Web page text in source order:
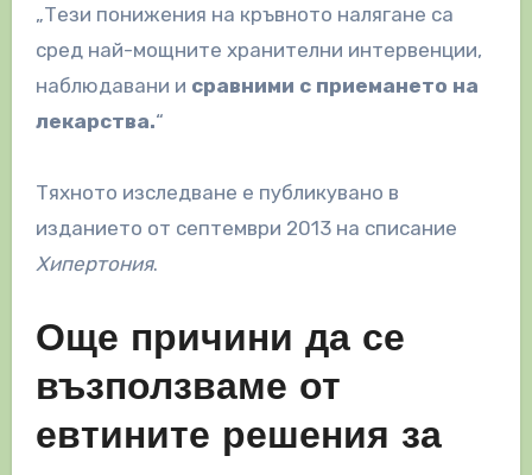
„Тези понижения на кръвното налягане са
сред най-мощните хранителни интервенции,
наблюдавани и сравними с приемането на
лекарства.“
Тяхното изследване е публикувано в
изданието от септември 2013 на списание
Хипертония.
Още причини да се
възползваме от
евтините решения за